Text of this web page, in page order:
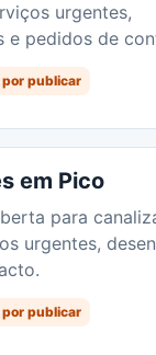
urgentes,
e pedidos de
publicar
em Pico
para
urgentes,
publicar